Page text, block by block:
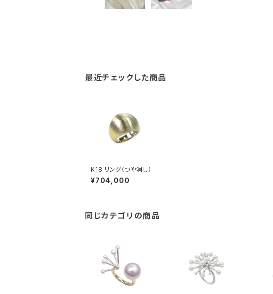
最近チェックした商品
K18 リング（つや消し）
¥704,000
同じカテゴリの商品